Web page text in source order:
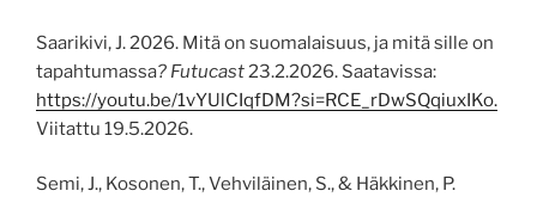
Saarikivi, J. 2026. Mitä on suomalaisuus, ja mitä sille on
tapahtumassa? Futucast23.2.2026. Saatavissa:
https://youtu.be/1vYUlCIqfDM?si=RCE_rDwSQqiuxIKo.
Viitattu 19.5.2026.
Semi, J., Kosonen, T., Vehviläinen, S., & Häkkinen, P.